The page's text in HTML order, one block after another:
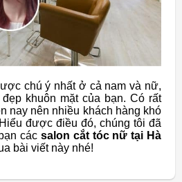
chú ý nhất ở cả nam và nữ,
khuôn mặt của bạn. Có rất
nay nên nhiều khách hàng khó
được điều đó, chúng tôi đã
các salon cắt tóc nữ tại Hà
bài viết này nhé!